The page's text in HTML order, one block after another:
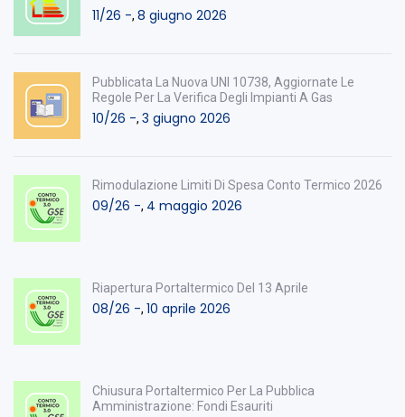
11/26 -, 8 giugno 2026
Pubblicata La Nuova UNI 10738, Aggiornate Le
Regole Per La Verifica Degli Impianti A Gas
10/26 -, 3 giugno 2026
Rimodulazione Limiti Di Spesa Conto Termico 2026
09/26 -, 4 maggio 2026
Riapertura Portaltermico Del 13 Aprile
08/26 -, 10 aprile 2026
Chiusura Portaltermico Per La Pubblica
Amministrazione: Fondi Esauriti